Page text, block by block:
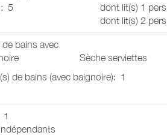
5
dont lit(s) 1
dont lit(s) 2
de bains avec
Sèche serviettes
de bains (avec baignoire): 1
1